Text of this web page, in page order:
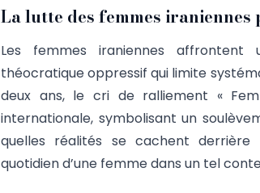
La lutte des femmes
Les femmes iraniennes
théocratique oppressif qui limite
deux ans, le cri de ralliement «
internationale, symbolisant un
quelles réalités se cachent derrière
quotidien d’une femme dans un tel